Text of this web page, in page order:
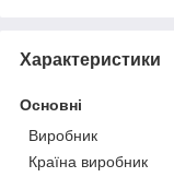
Характеристики
Основні
Виробник
Країна виробник